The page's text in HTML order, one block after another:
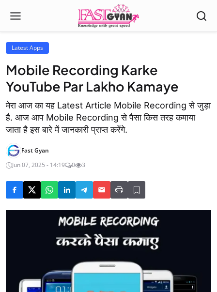
Latest Apps
Mobile Recording Karke
YouTube Par Lakho Kamaye
मेरा आज का यह Latest Article Mobile Recording से जुड़ा
है. आज आप Mobile Recording से पैसा किस तरह कमाया
जाता है इस बारे में जानकारी प्राप्त करेंगे.
Fast Gyan
Jun 07, 2025 - 14:19
0 3